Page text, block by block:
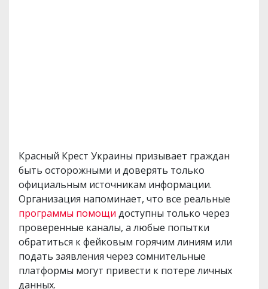
Красный Крест Украины призывает граждан
быть осторожными и доверять только
официальным источникам информации.
Организация напоминает, что все реальные
программы помощи доступны только через
проверенные каналы, а любые попытки
обратиться к фейковым горячим линиям или
подать заявления через сомнительные
платформы могут привести к потере личных
данных.